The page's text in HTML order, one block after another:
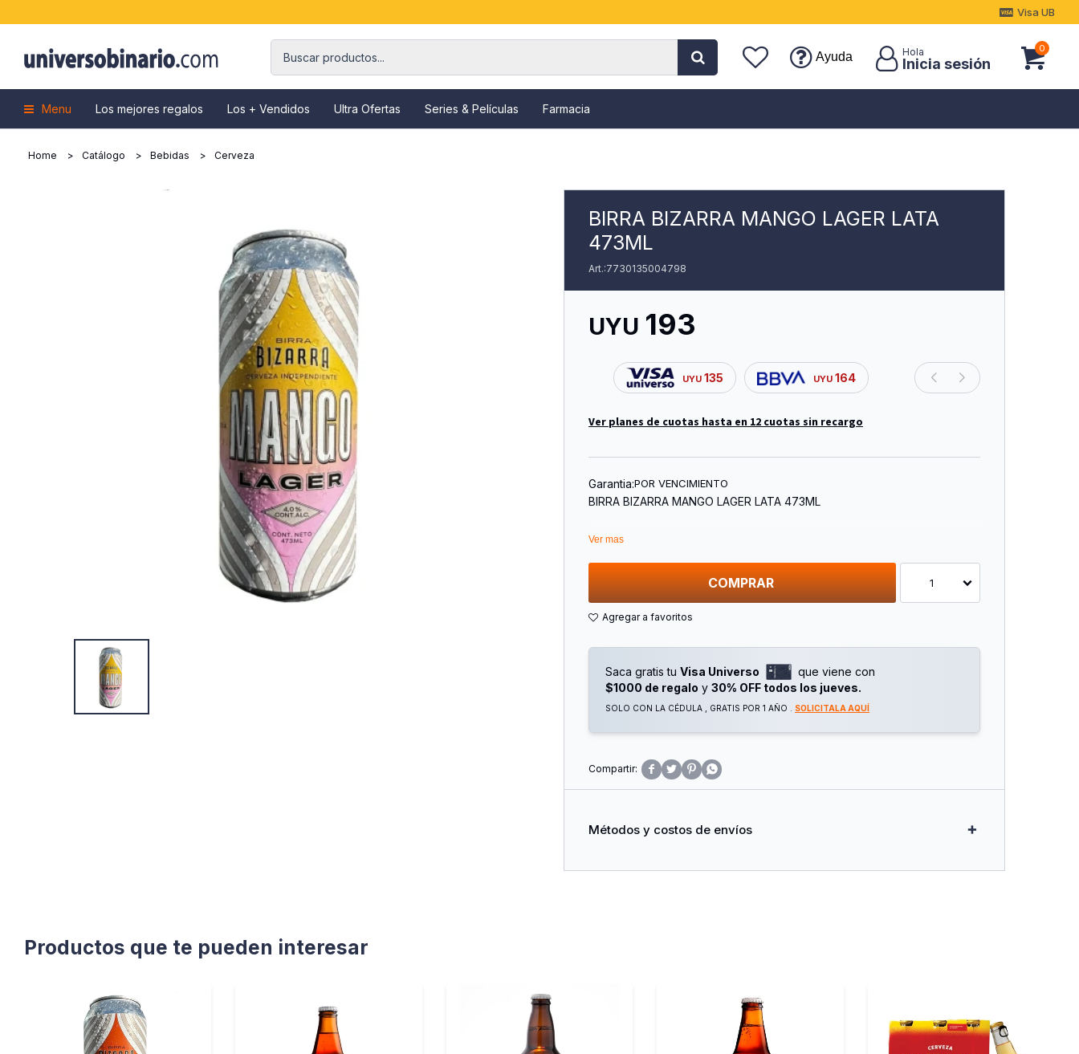
Menu Los mejores regalos Los + Vendidos Ultra Ofertas Series & Películas Farmacia
Ayuda
0
Visa UB
Home Catálogo Bebidas Cerveza
BIRRA BIZARRA MANGO LAGER LATA
473ML
7730135004798
UYU 193
UYU 135 UYU 164
Ver planes de cuotas hasta en 12 cuotas sin recargo
Garantia:POR VENCIMIENTO
BIRRA BIZARRA MANGO LAGER LATA 473ML
Ver mas
COMPRAR 1
Saca gratis tu Visa Universo
que viene con
$1000 de regalo y 30% OFF todos los jueves.
SOLO CON LA CÉDULA , GRATIS POR 1 AÑO . SOLICITALA AQUÍ
   
Métodos y costos de envíos
Productos que te pueden interesar